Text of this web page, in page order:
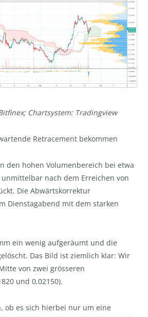
Chartsystem: Tradingview
Retracement bekommen
den hohen Volumenbereich bei etwa
nach dem Erreichen von
Die Abwärtskorrektur
Dienstagabend mit dem starken
ein wenig aufgeräumt und die
Das Bild ist ziemlich klar: Wir
von zwei grösseren
und 0,02150).
ob es sich hierbei nur um eine